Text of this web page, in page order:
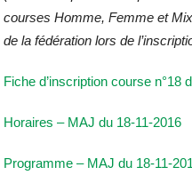
courses Homme, Femme et
de la fédération lors de
Fiche d’inscription course n°18
Horaires – MAJ du 18-11-2016
Programme – MAJ du 18-11-